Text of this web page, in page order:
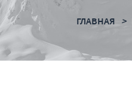
ГЛАВНАЯ